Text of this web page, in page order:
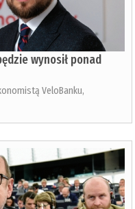
wynosił ponad
VeloBanku,